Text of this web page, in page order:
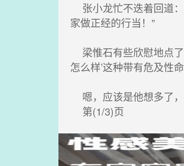
张小龙忙不迭着回道
家做正经的行当！”
梁惟石有些欣慰地点
怎么样’这种带有危及性
嗯，应该是他想多了，
第(1/3)页